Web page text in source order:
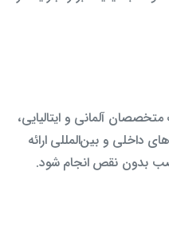
آلمانی و ایتالیایی،
داخلی و بین‌المللی ارائه
بدون نقص انجام شود.